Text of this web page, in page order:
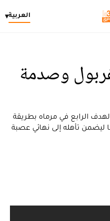
العربية▾
وصدمة
الرابع في مرماه بطريقة
ليضمن تأهله إلى نهائي عصبة